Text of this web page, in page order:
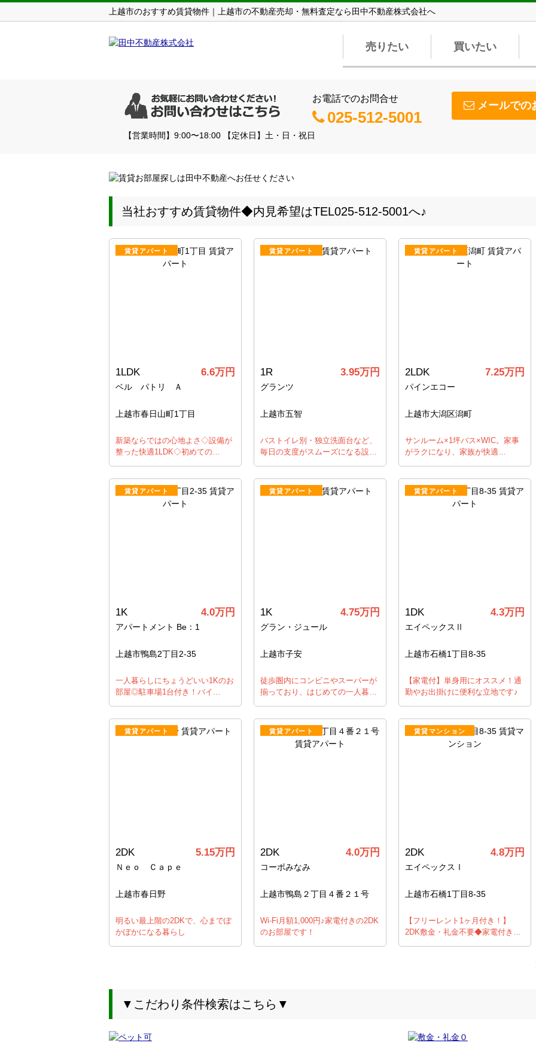
上越市のおすすめ賃貸物件｜上越市の不動産売却・無料査定なら田中不動産株式会社へ
売りたい 買いたい
お電話でのお問合せ
025-512-5001
メールでの
【営業時間】9:00〜18:00 【定休日】土・日・祝日
当社おすすめ賃貸物件◆内見希望はTEL025-512-5001へ♪
賃貸アパート
1LDK 6.6万円
ベル パトリ Ａ
上越市春日山町1丁目
新築ならではの心地よさ◇設備が
整った快適1LDK◇初めての…
賃貸アパート
1R 3.95万円
グランツ
上越市五智
バストイレ別・独立洗面台など、
毎日の支度がスムーズになる設…
賃貸アパート
2LDK 7.25万円
パインエコー
上越市大潟区潟町
サンルーム×1坪バス×WIC。家事
がラクになり、家族が快適…
賃貸アパート
1K 4.0万円
アパートメント Be：1
上越市鴨島2丁目2-35
一人暮らしにちょうどいい1Kのお
部屋◎駐車場1台付き！バイ…
賃貸アパート
1K 4.75万円
グラン・ジュール
上越市子安
徒歩圏内にコンビニやスーパーが
揃っており、はじめての一人暮…
賃貸アパート
1DK 4.3万円
エイペックスⅡ
上越市石橋1丁目8-35
【家電付】単身用にオススメ！通
勤やお出掛けに便利な立地です♪
賃貸アパート
2DK 5.15万円
Ｎｅｏ Ｃａｐｅ
上越市春日野
明るい最上階の2DKで、心までぽ
かぽかになる暮らし
賃貸アパート
2DK 4.0万円
コーポみなみ
上越市鴨島２丁目４番２１号
Wi-Fi月額1,000円♪家電付きの2DK
のお部屋です！
賃貸マンション
2DK 4.8万円
エイペックスⅠ
上越市石橋1丁目8-35
【フリーレント1ヶ月付き！】
2DK敷金・礼金不要◆家電付き…
▼こだわり条件検索はこちら▼